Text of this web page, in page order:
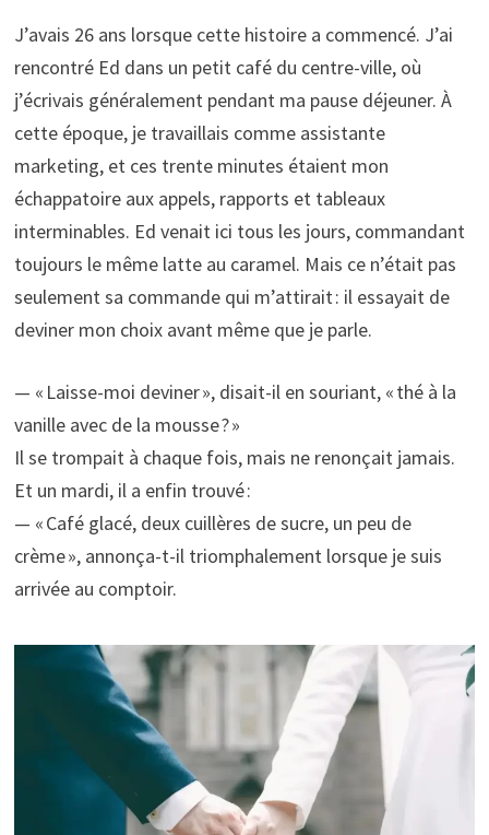
J’avais 26 ans lorsque cette histoire a commencé. J’ai
rencontré Ed dans un petit café du centre-ville, où
j’écrivais généralement pendant ma pause déjeuner. À
cette époque, je travaillais comme assistante
marketing, et ces trente minutes étaient mon
échappatoire aux appels, rapports et tableaux
interminables. Ed venait ici tous les jours, commandant
toujours le même latte au caramel. Mais ce n’était pas
seulement sa commande qui m’attirait : il essayait de
deviner mon choix avant même que je parle.
— « Laisse-moi deviner », disait-il en souriant, « thé à la
vanille avec de la mousse ? »
Il se trompait à chaque fois, mais ne renonçait jamais.
Et un mardi, il a enfin trouvé :
— « Café glacé, deux cuillères de sucre, un peu de
crème », annonça-t-il triomphalement lorsque je suis
arrivée au comptoir.